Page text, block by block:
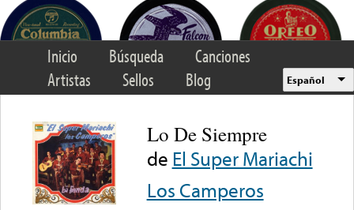
Inicio Búsqueda
Canciones
Artistas
Sellos Blog Español
Lo De Siempre
de El Super Mariachi
Los Camperos